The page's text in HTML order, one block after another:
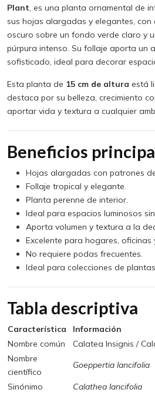
Plant , es una planta ornamental de
sus hojas alargadas y elegantes, con
oscuro sobre un fondo verde claro y
púrpura intenso. Su follaje aporta un
sofisticado, ideal para decorar
Esta planta de 15 cm de altura está
destaca por su belleza, crecimiento
aportar vida y textura a cualquier
Beneficios
Hojas alargadas con patrones
Follaje tropical y elegante.
Planta perenne de interior.
Ideal para espacios luminosos
Aporta volumen y textura a la
Excelente para hogares,
No requiere podas frecuentes.
Ideal para colecciones de
Tabla descriptiva
Característica
Información
Nombre común
Calatea Insignis /
Nombre
científico
Goeppertia lancifolia
Sinónimo Calathea lancifolia